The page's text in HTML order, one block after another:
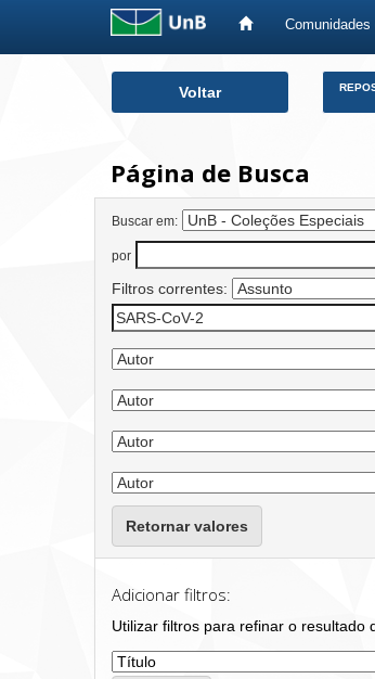
Comunidades
Voltar
Página de Busca
Buscar em:
por
Filtros correntes:
Retornar valores
Adicionar filtros:
Utilizar filtros para refinar o resultado